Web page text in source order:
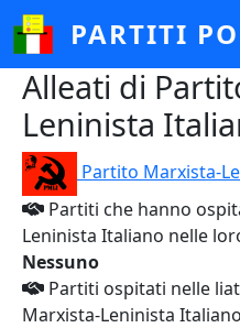
Salta al contenuto principale
PARTITI
Alleati di
Leninista
Partito Marxista-
Partiti che hanno
Leninista Italiano nelle
Nessuno
Partiti ospitati nelle
Marxista-Leninista